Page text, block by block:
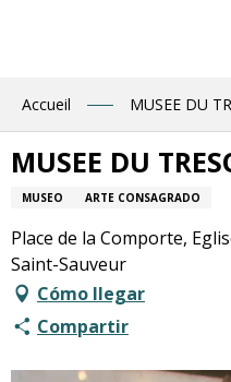
Accueil MUSEE DU
MUSEE DU
MUSEO ARTE CONSAGRADO
Place de la Comporte,
Saint-Sauveur
Cómo llegar
Compartir